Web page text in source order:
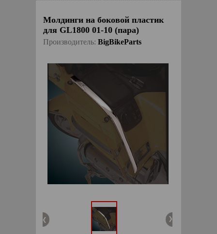
Молдинги на боковой пластик
для GL1800 01-10 (пара)
Производитель: BigBikeParts